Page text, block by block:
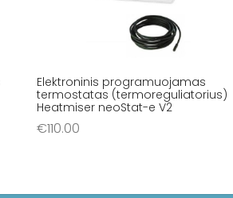
Elektroninis programuojamas
termostatas (termoreguliatorius)
Heatmiser neoStat-e V2
€110.00